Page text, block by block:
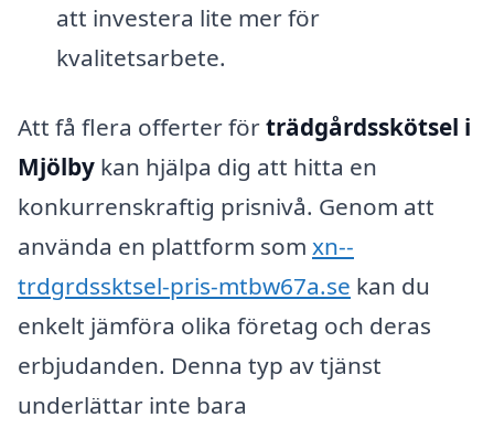
att investera lite mer för
kvalitetsarbete.
Att få flera offerter förträdgårdsskötsel i
Mjölby kan hjälpa dig att hitta en
konkurrenskraftig prisnivå. Genom att
använda en plattform som xn--
trdgrdssktsel-pris-mtbw67a.se kan du
enkelt jämföra olika företag och deras
erbjudanden. Denna typ av tjänst
underlättar inte bara